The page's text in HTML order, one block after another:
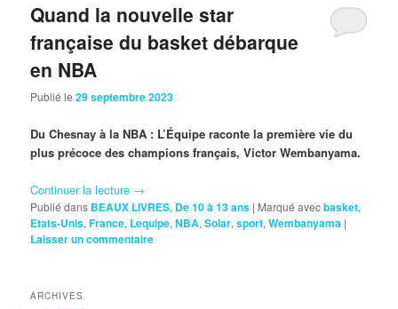
Quand la nouvelle star
française du basket débarque
en NBA
Publié le29 septembre 2023
Du Chesnay à la NBA : L’Équipe raconte la première vie du
plus précoce des champions français, Victor Wembanyama.
Continuer la lecture →
Publié dans BEAUX LIVRES, De 10 à 13 ans | Marqué avecbasket,
Etats-Unis,France, Lequipe,NBA,Solar,sport,Wembanyama |
Laisser un commentaire
ARCHIVES